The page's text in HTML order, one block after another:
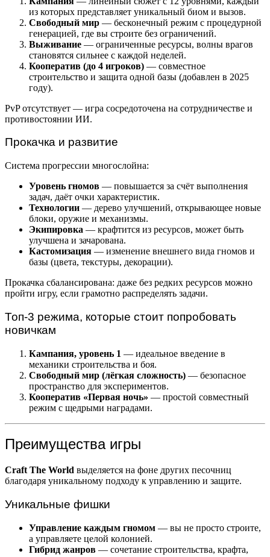
из которых представляет уникальный биом и вызов.
Свободный мир — бесконечный режим с процедурной
генерацией, где вы строите без ограничений.
Выживание — ограниченные ресурсы, волны врагов
становятся сильнее с каждой неделей.
Кооператив (до 4 игроков) — совместное
строительство и защита одной базы (добавлен в 2025
году).
PvP отсутствует — игра сосредоточена на сотрудничестве и
противостоянии ИИ.
Прокачка и развитие
Система прогрессии многослойна:
Уровень гномов — повышается за счёт выполнения
задач, даёт очки характеристик.
Технологии — дерево улучшений, открывающее новые
блоки, оружие и механизмы.
Экипировка — крафтится из ресурсов, может быть
улучшена и зачарована.
Кастомизация — изменение внешнего вида гномов и
базы (цвета, текстуры, декорации).
Прокачка сбалансирована: даже без редких ресурсов можно
пройти игру, если грамотно распределять задачи.
Топ-3 режима, которые стоит попробовать
новичкам
Кампания, уровень 1 — идеальное введение в
механики строительства и боя.
Свободный мир (лёгкая сложность) — безопасное
пространство для экспериментов.
Кооператив «Первая ночь» — простой совместный
режим с щедрыми наградами.
Преимущества игры
Craft The World выделяется на фоне других песочниц
благодаря уникальному подходу к управлению и защите.
Уникальные фишки
Управление каждым гномом — вы не просто строите,
а управляете целой колонией.
Гибрид жанров — сочетание строительства, крафта,